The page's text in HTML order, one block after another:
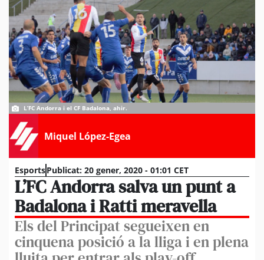
L’FC Andorra i el CF Badalona, ahir.
Miquel López-Egea
EsportsPublicat: 20 gener, 2020 - 01:01 CET
L’FC Andorra salva un punt a
Badalona i Ratti meravella
Els del Principat segueixen en
cinquena posició a la lliga i en plena